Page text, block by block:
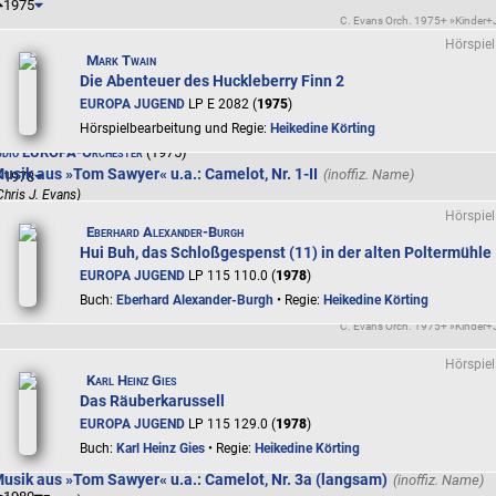
C. Evans Orch. 1975+
EUROPA-Orchester
Musik aus »Tom Sawyer« u.a.: Camelot, Nr. 1-I
C. Evans Orch. 1975+
EUROPA-Orchester(1975)
aus »Tom Sawyer« u.a.: Camelot, Nr. 1-II
J. Evans)
C. Evans Orch. 1975+
EUROPA-Orchester(1976)
Musik aus »Tom Sawyer« u.a.: Camelot, Nr. 1-III
(Chris J. Evans)
C. Evans Orch. 1975+
Musik aus »Tom Sawyer« u.a.: Camelot, Nr. 2
(Chris J. Evans)
C. Evans Orch. 1975+
EUROPA-Orchester(1975)
aus »Tom Sawyer« u.a.: Camelot, Nr. 3a (langsam)
1975
Hörspiel
Mark Twain
Die Abenteuer des Huckleberry Finn 2
EUROPA JUGEND LP E 2082 (1975)
Hörspielbearbeitung und Regie: Heikedine Körting
1978
Hörspiel
Eberhard Alexander-Burgh
Hui Buh, das Schloßgespenst (11) in der alten Poltermühle
EUROPA JUGEND LP 115 110.0 (1978)
Buch: Eberhard Alexander-Burgh • Regie: Heikedine Körting
Hörspiel
Karl Heinz Gies
Das Räuberkarussell
EUROPA JUGEND LP 115 129.0 (1978)
Buch: Karl Heinz Gies • Regie: Heikedine Körting